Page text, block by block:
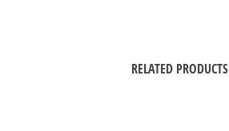
RELATED PRODUCTS